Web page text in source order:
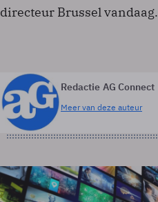
directeur Brussel vandaag.
Redactie AG Connect
Meer van deze auteur